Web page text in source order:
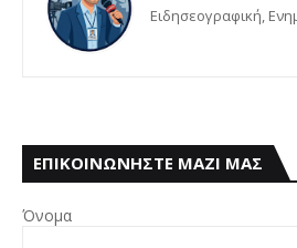
Eιδησεογραφική,
ΕΠΙΚΟΙΝΩΝΗΣΤΕ ΜΑΖΙ ΜΑΣ
Όνομα